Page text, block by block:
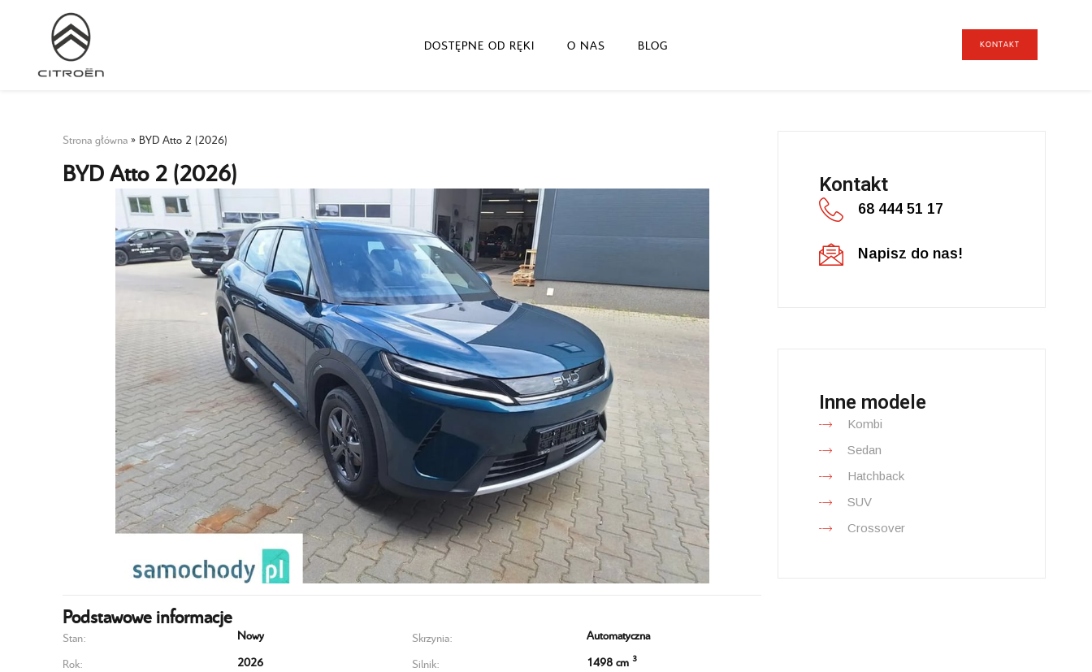
DOSTĘPNE OD RĘKI O NAS BLOG KONTAKT
Strona główna » BYD Atto 2 (2026)
BYD Atto 2 (2026)
Podstawowe informacje
Stan:
Rok:
Nowy
2026
Skrzynia:
Silnik:
Automatyczna
1498 cm3
Kontakt
68 444 51 17
Napisz do nas!
Inne modele
Kombi
Sedan
Hatchback
SUV
Crossover